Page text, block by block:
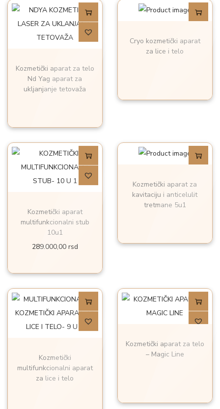
Kozmetički aparat za telo
Nd Yag aparat za
ukljanjanje tetovaža
Cryo kozmetički aparat
za lice i telo
Kozmetički aparat
multifunkcionalni stub
10u1
289.000,00 rsd
Kozmetički aparat za
kavitaciju i anticelulit
tretmane 5u1
Kozmetički
multifunkcionalni aparat
za lice i telo
Kozmetički aparat za telo
– Magic Line